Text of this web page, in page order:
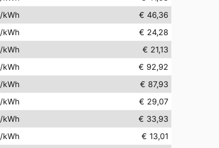
/kWh
€ 46,36
/kWh
€ 24,28
/kWh
€ 21,13
/kWh
€ 92,92
/kWh
€ 87,93
/kWh
€ 29,07
/kWh
€ 33,93
/kWh
€ 13,01